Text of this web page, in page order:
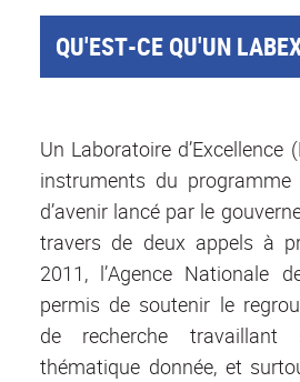
QU'EST-CE QU'UN
Un Laboratoire d’Excellence
instruments du programme
d’avenir lancé par le
travers de deux appels à
2011, l’Agence Nationale
permis de soutenir le
de recherche
thématique donnée, et